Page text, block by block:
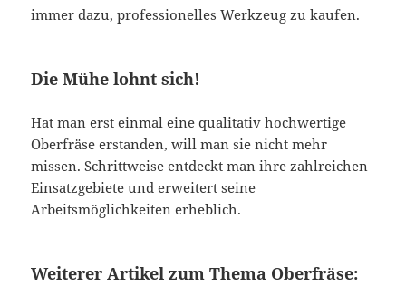
immer dazu, professionelles Werkzeug zu kaufen.
Die Mühe lohnt sich!
Hat man erst einmal eine qualitativ hochwertige
Oberfräse erstanden, will man sie nicht mehr
missen. Schrittweise entdeckt man ihre zahlreichen
Einsatzgebiete und erweitert seine
Arbeitsmöglichkeiten erheblich.
Weiterer Artikel zum Thema Oberfräse: